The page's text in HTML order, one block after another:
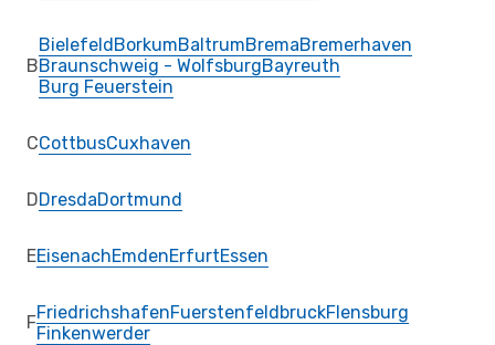
B
BielefeldBorkumBaltrumBremaBremerhaven
Braunschweig - WolfsburgBayreuth
Burg Feuerstein
CCottbusCuxhaven
DDresdaDortmund
EEisenachEmdenErfurtEssen
FFriedrichshafenFuerstenfeldbruckFlensburg
Finkenwerder